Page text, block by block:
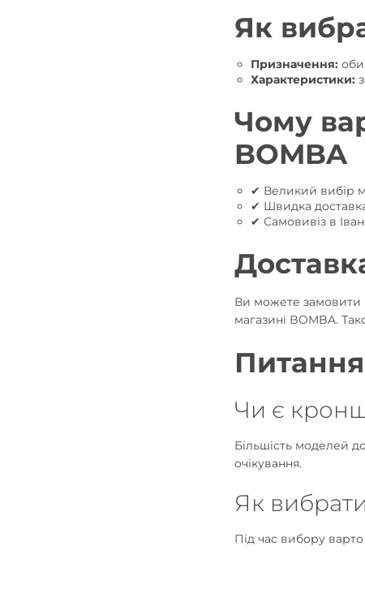
Як
Призначення:
Характеристики:
Чому
BOMBA
✔ Великий вибір
✔ Швидка
✔ Самовивіз в
Ви можете замовити
магазині BOMBA.
Чи є
Більшість моделей
очікування.
Як
Під час вибору